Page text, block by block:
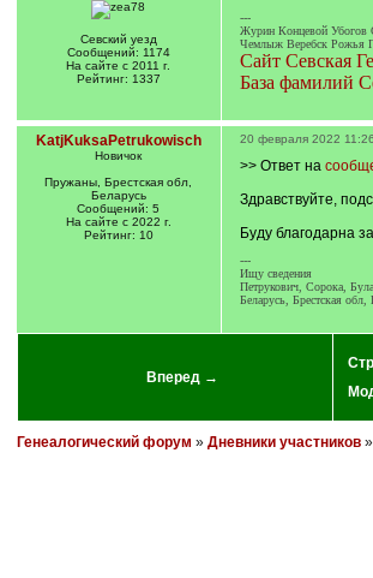
Севский уезд
Сообщений: 1174
На сайте с 2011 г.
Рейтинг: 1337
---
Журин Концевой Убогов
Чемлыж Веребск Рожья
Сайт Севская
База фамилий
KatjKuksaPetrukowisch
Новичок
Пружаны, Брестская обл,
Беларусь
Сообщений: 5
На сайте с 2022 г.
Рейтинг: 10
20 февраля 2022 11:26
>> Ответ на
Здравствуйте,
Буду благодарна
---
Ищу сведения
Петрукович, Сорока,
Беларусь, Брестская обл,
Вперед →
Генеалогический форум » Дневники участников»